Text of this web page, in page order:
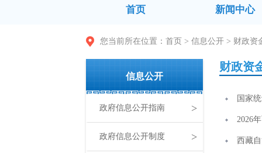
首页 新闻中心
您当前所在位置： 首页 > 信息公开 > 财政资
信息公开
政府信息公开指南 >
政府信息公开制度 >
财政资
国家
2026
西藏